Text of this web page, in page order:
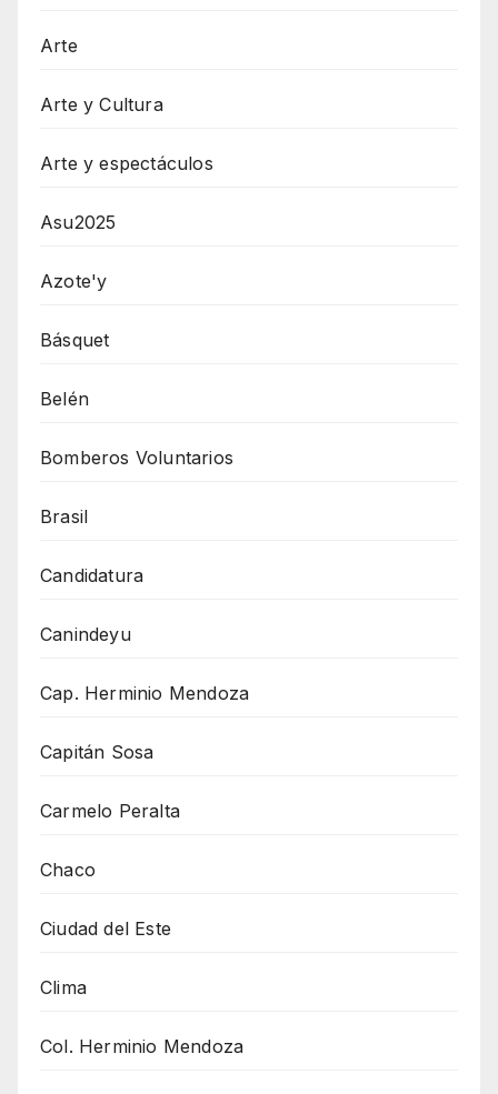
Arte
Arte y Cultura
Arte y espectáculos
Asu2025
Azote'y
Básquet
Belén
Bomberos Voluntarios
Brasil
Candidatura
Canindeyu
Cap. Herminio Mendoza
Capitán Sosa
Carmelo Peralta
Chaco
Ciudad del Este
Clima
Col. Herminio Mendoza